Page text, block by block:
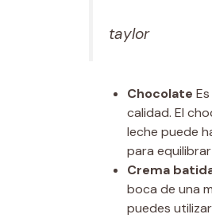
taylor
Chocolate
calidad. El
leche puede
para
Crema
boca de una
puedes